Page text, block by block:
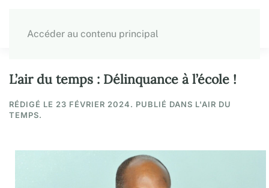
Accéder au contenu principal
L’air du temps : Délinquance à l’école !
RÉDIGÉ LE 23 FÉVRIER 2024. PUBLIÉ DANS L'AIR DU
TEMPS.